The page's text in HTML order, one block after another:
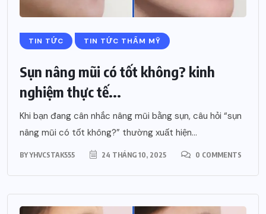
TIN TỨC TIN TỨC THẨM MỸ
Sụn nâng mũi có tốt không? kinh
nghiệm thực tế...
Khi bạn đang cân nhắc nâng mũi bằng sụn, câu hỏi “sụn
nâng mũi có tốt không?” thường xuất hiện...
BYYHVCSTAK555 24 THÁNG 10, 2025 0 COMMENTS